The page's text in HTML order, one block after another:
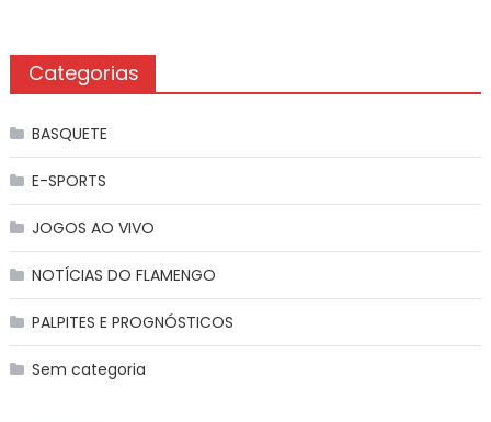
Categorias
BASQUETE
E-SPORTS
JOGOS AO VIVO
NOTÍCIAS DO FLAMENGO
PALPITES E PROGNÓSTICOS
Sem categoria